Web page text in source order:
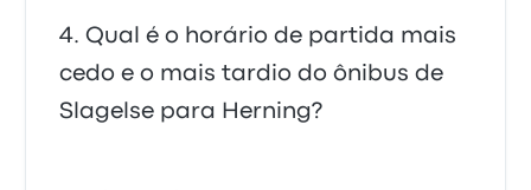
Qual é o horário de partida mais
cedo e o mais tardio do ônibus de
Slagelse para Herning?